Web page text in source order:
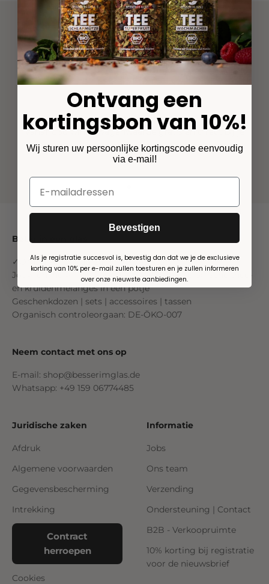
Klimaatneutrale scheepvaart
Vanaf €60 winkelwagenwaarde gratis en direct bij je
thuis!
Beter in een glas
✓Organisch ✓Duurzaam ✓Kunststofvrij
Jouw online winkel voor hoogwaardige biologische thee-
en kruidenmelanges in een potje
Geschenkdozen | sets | accessoires | tassen
Organisch controleorgaan: DE-ÖKO-007
Neem contact met ons op
E-mail: shop@besserimglas.de
Whatsapp: +49 159 06774485
Juridische zaken
Afdruk
Algemene voorwaarden
Gegevensbescherming
Intrekking
Contract
herroepen
Cookies
Informatie
Jobs
Ons team
Verzending
Ondersteuning | Contact
B2B - Verkoopruimte
10% korting bij registratie
voor de nieuwsbrief
Ontvang een
kortingsbon van 10%!
Wij sturen uw persoonlijke kortingscode eenvoudig
via e-mail!
Bevestigen
Als je registratie succesvol is, bevestig dan dat we je de exclusieve
korting van 10% per e-mail zullen toesturen en je zullen informeren
over onze nieuwste aanbiedingen.